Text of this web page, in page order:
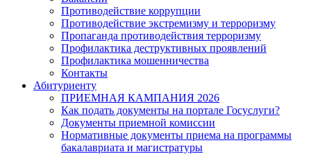
Противодействие коррупции
Противодействие экстремизму и терроризму
Пропаганда противодействия терроризму
Профилактика деструктивных проявлений
Профилактика мошенничества
Контакты
Абитуриенту
ПРИЕМНАЯ КАМПАНИЯ 2026
Как подать документы на портале Госуслуги?
Документы приемной комиссии
Нормативные документы приема на программы
бакалавриата и магистратуры